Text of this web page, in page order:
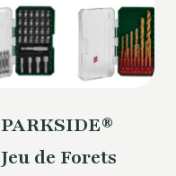
PARKSIDE®
Jeu de Forets